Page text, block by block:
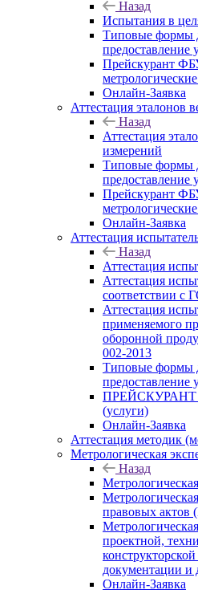
Назад
Испытания в
Типовые формы
предоставление
Прейскурант
Онлайн-Заявка
Аттестация эталонов
Назад
Аттестация
измерений
Типовые формы
предоставление
Прейскурант
Онлайн-Заявка
Аттестация
Назад
Аттестация
Аттестация
соответствии с
Аттестация
применяемого
оборонной
002-2013
Типовые формы
предоставление
ПРЕЙСКУРАНТ
(услуги)
Онлайн-Заявка
Аттестация методик
Метрологическая
Назад
правовых
проектной,
документации и
Онлайн-Заявка